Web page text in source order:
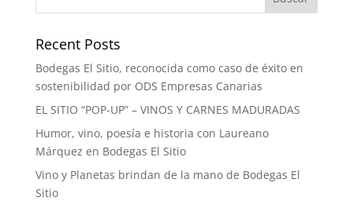
Recent Posts
Bodegas El Sitio, reconocida como caso de éxito en
sostenibilidad por ODS Empresas Canarias
EL SITIO “POP-UP” – VINOS Y CARNES MADURADAS
Humor, vino, poesía e historia con Laureano
Márquez en Bodegas El Sitio
Vino y Planetas brindan de la mano de Bodegas El
Sitio